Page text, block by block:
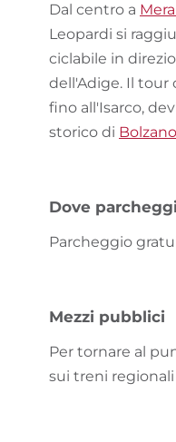
Dal centro a
Leopardi si
ciclabile in
dell'Adige. Il tour
fino all'Isarco,
storico di Bolzano
Dove
Parcheggio
Mezzi pubblici
Per tornare al
sui treni